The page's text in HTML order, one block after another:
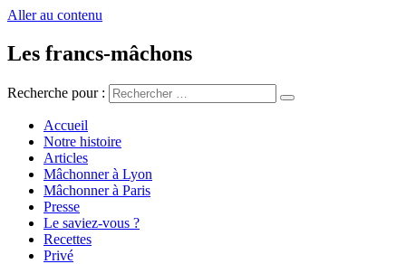
Aller au contenu
Les francs-mâchons
Recherche pour :
Accueil
Notre histoire
Articles
Mâchonner à Lyon
Mâchonner à Paris
Presse
Le saviez-vous ?
Recettes
Privé